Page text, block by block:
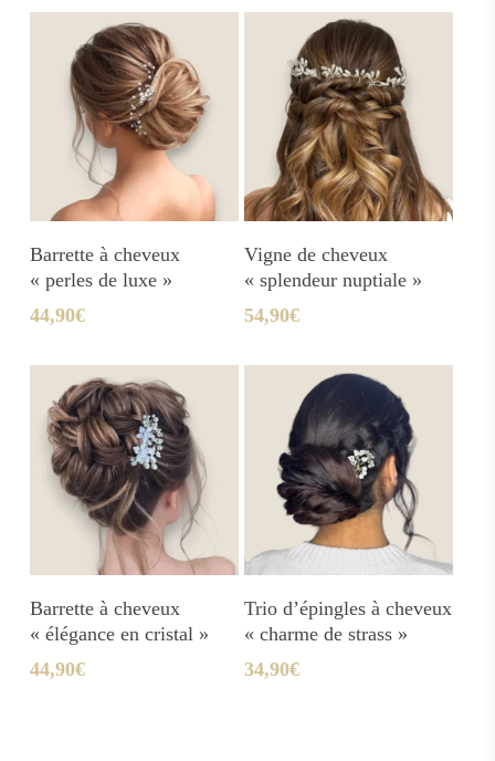
Ajouter Au Panier
Barrette à cheveux
« perles de luxe »
44,90€
Ajouter Au Panier
Vigne de cheveux
« splendeur nuptiale »
54,90€
Ajouter Au Panier
Barrette à cheveux
« élégance en cristal »
44,90€
Ajouter Au Panier
Trio d’épingles à cheveux
« charme de strass »
34,90€